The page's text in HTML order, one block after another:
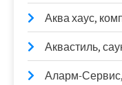
Аква хаус,
Аквастиль,
Аларм-Сервис,